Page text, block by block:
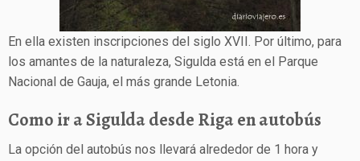
En ella existen inscripciones del siglo XVII. Por último, para
los amantes de la naturaleza, Sigulda está en el Parque
Nacional de Gauja, el más grande Letonia.
Como ir a Sigulda desde Riga en autobús
La opción del autobús nos llevará alrededor de 1 hora y